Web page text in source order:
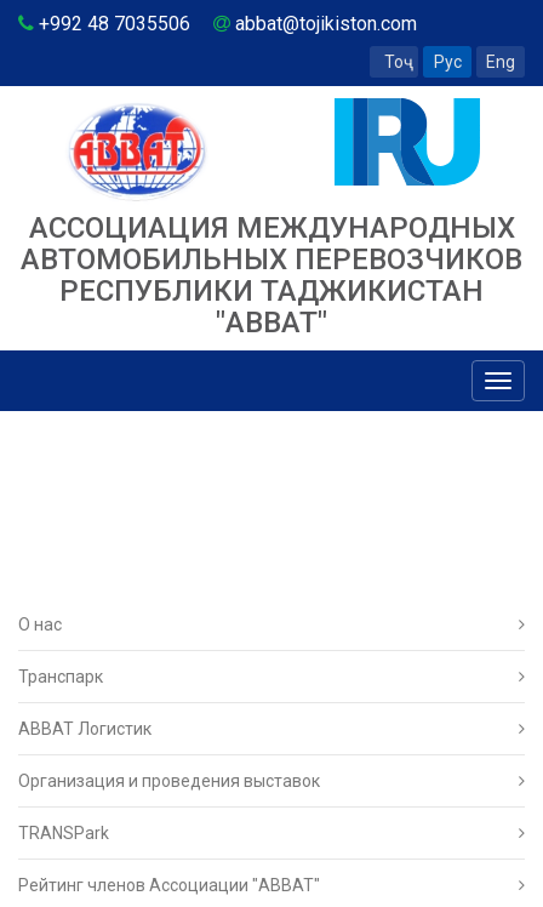
+992 48 7035506 abbat@tojikiston.com
Тоҷ Рус Eng
АССОЦИАЦИЯ МЕЖДУНАРОДНЫХ
АВТОМОБИЛЬНЫХ ПЕРЕВОЗЧИКОВ
РЕСПУБЛИКИ ТАДЖИКИСТАН
"ABBAT"
О нас
Транспарк
ABBAT Логистик
Организация и проведения выставок
TRANSPark
Рейтинг членов Ассоциации "АВВАТ"